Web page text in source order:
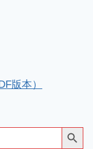
版本）
搜索按钮